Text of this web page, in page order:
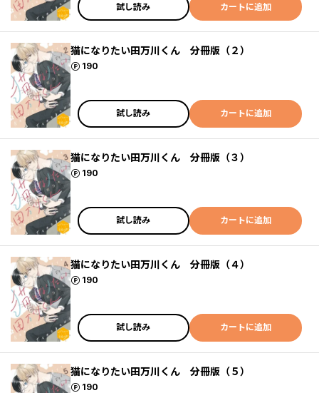
試し読み カートに追加
猫になりたい田万川くん 分冊版（２）
190
ポイント
試し読み カートに追加
猫になりたい田万川くん 分冊版（３）
190
ポイント
試し読み カートに追加
猫になりたい田万川くん 分冊版（４）
190
ポイント
試し読み カートに追加
猫になりたい田万川くん 分冊版（５）
190
ポイント